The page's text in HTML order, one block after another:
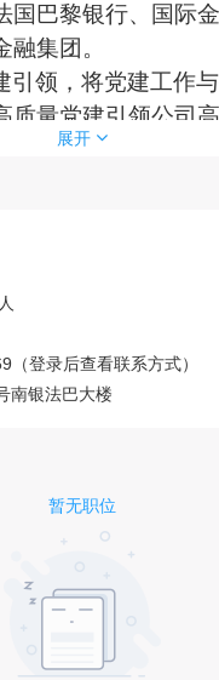
国巴黎银行、
国际
融集团 。
引领，将党建工作
质量党建引领公司高
任金融”核心理念，早
金融市场，坚持以客
动业务创新和技术
专注的消费金融业务
的消费金融产品和服
成就人们对美好生活
领跑者，打造一流消
展开
（登录后查看联系方式）
南银法巴大楼
暂无职位